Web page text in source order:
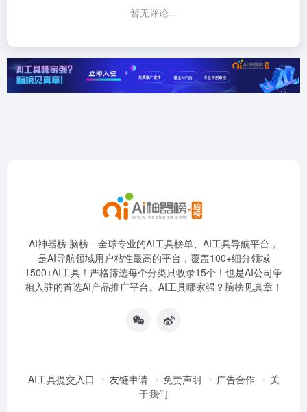
暂无评论...
AI神器榜·脑榜—全球专业的AI工具榜单、AI工具导航平台，
是AI导航领域用户粘性最高的平台，覆盖100+细分领域
1500+AI工具！严格筛选每个分类只收录15个！也是AI公司争
相入驻的首选AI产品推广平台。AI工具哪家强？脑榜见真章！
AI工具提交入口 友链申请 免责声明 广告合作
关
于我们